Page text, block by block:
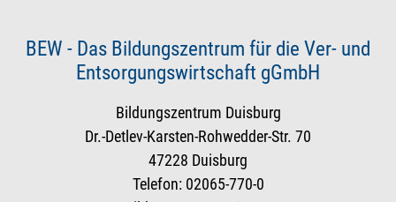
BEW - Das Bildungszentrum für die Ver- und
Entsorgungswirtschaft gGmbH
Bildungszentrum Duisburg
Dr.-Detlev-Karsten-Rohwedder-Str. 70
47228 Duisburg
Telefon: 02065-770-0